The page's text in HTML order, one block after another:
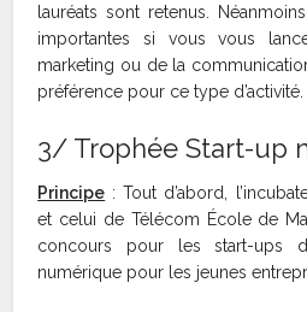
lauréats sont retenus.
importantes si vous vous
marketing ou de la
préférence pour ce type d’activité.
3/ Trophée Start-up
Principe : Tout d’abord,
et celui de Télécom École de
concours pour les start-ups
numérique pour les jeunes